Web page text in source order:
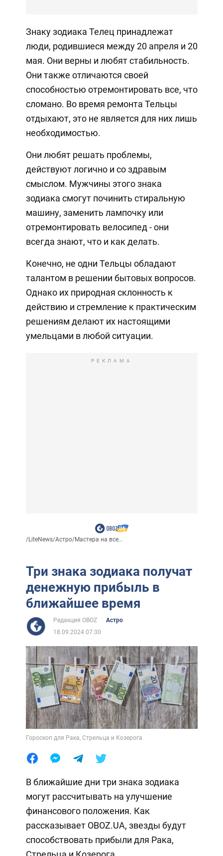
Знаку зодиака Телец принадлежат
люди, родившиеся между 20 апреля и 20
мая. Они верны и любят стабильность.
Они также отличаются своей
способностью отремонтировать все, что
сломано. Во время ремонта Тельцы
отдыхают, это не является для них лишь
необходимостью.
Они любят решать проблемы,
действуют логично и со здравым
смыслом. Мужчины этого знака
зодиака смогут починить стиральную
машину, заменить лампочку или
отремонтировать велосипед - они
всегда знают, что и как делать.
Конечно, не одни Тельцы обладают
талантом в решении бытовых вопросов.
Однако их природная склонность к
действию и стремление к практическим
решениям делают их настоящими
умельцами в любой ситуации.
РЕКЛАМА
/LiteNews/Астро/Мастера на все...
Три знака зодиака получат
денежную прибыль в
ближайшее время
Редакция OBOZ
Астро
18.09.2024 07:30
Гороскоп для Рака, Стрельца и Козерога
В ближайшие дни три знака зодиака
могут рассчитывать на улучшение
финансового положения. Как
рассказывает OBOZ.UA, звезды будут
способствовать прибыли для Рака,